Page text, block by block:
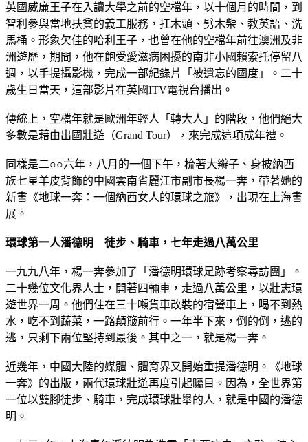
英國威廉王子在入讀大學之前的空檔年，以十個月的時間，到
智利參與當地扶貧的義工服務，扛木頭、劈木柴、教英語、洗
馬桶。形象欠佳的哈利王子，也曾在他的空檔年前往澳洲及非
洲遊歷，期間，他在飽受愛滋病困擾的南非小國賴索托停留八
週，以手提攝影機，完成一部紀錄片「被遺忘的國度」。二十
歲生日當天，這部影片在英國ITV電視台播出。
傳統上，空檔年就是歐洲年輕人「轉大人」的階段，他們絕大
多數是藉由出國壯遊（Grand Tour），來完成這項成年禮。
同樣是二○○六年，八月的一個下午，梳著大辮子、身披納西
族七星羊皮背飾的中國雲南省麗江市副市長楊一奔，帶著她的
新書《地球一奔：一個納西女人的環球之旅》，出現在上海書
展。
環球第一人潘德明 徒步、騎車，七年走過八萬公里
一九九八年，楊一奔參加了「潘德明環球足跡考察尋訪團」。
二十幾位文化界人士，開著四輛車，走過八萬公里，以壯志環
遊世界一周。他們住在三十噸貨車改裝的宿營車上，喝不到熱
水，吃不到蔬菜，一路顛簸前行。一年半下來，倒的倒，逃的
逃，只剩下兩位堅持到最後。其中之一，就是楊一奔。
近幾年，中國大陸的媒體、體育界又開始重提潘德明。《地球
一奔》的出版，兩代環球壯遊再度引起矚目。因為，全世界第
一位以雙腳徒步、騎車，完成環球壯舉的人，就是中國的潘德
明。